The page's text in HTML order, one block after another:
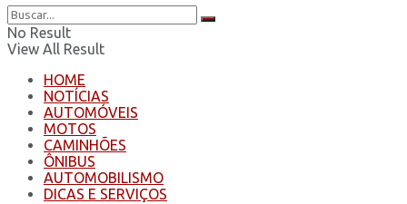
No Result
View All Result
HOME
NOTÍCIAS
AUTOMÓVEIS
MOTOS
CAMINHÕES
ÔNIBUS
AUTOMOBILISMO
DICAS E SERVIÇOS